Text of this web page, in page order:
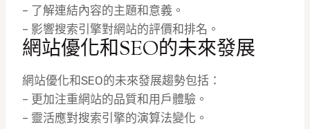
– 了解連結內容的主題和意義。
– 影響搜索引擎對網站的評價和排名。
網站優化和SEO的未來發展
網站優化和SEO的未來發展趨勢包括：
– 更加注重網站的品質和用戶體驗。
– 靈活應對搜索引擎的演算法變化。